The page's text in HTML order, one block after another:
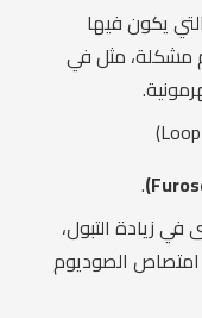
يكون فيها
مشكلة، مثل في
.
زيادة التبول،
امتصاص الصوديوم